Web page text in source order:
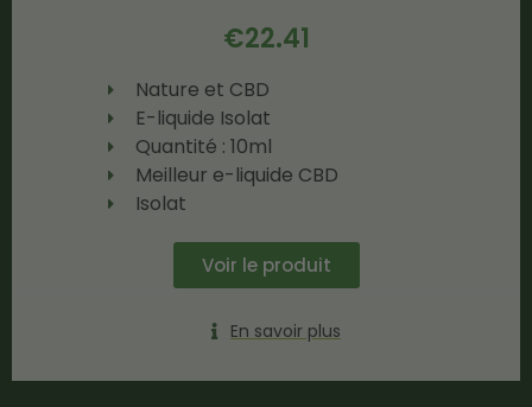
€22.41
Nature et CBD
E-liquide Isolat
Quantité : 10ml
Meilleur e-liquide CBD
Isolat
Voir le produit
En savoir plus